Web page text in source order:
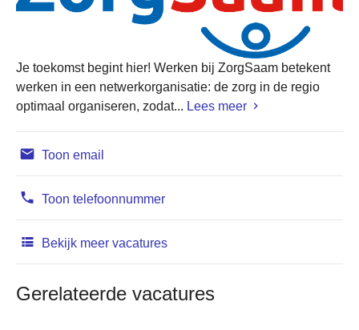
Je toekomst begint hier! Werken bij ZorgSaam betekent
werken in een netwerkorganisatie: de zorg in de regio
optimaal organiseren, zodat... Lees meer
Toon email
Toon telefoonnummer
Bekijk meer vacatures
Gerelateerde vacatures